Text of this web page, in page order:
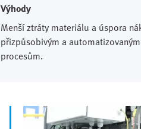
Výhody
Menší ztráty materiálu a úspora
přizpůsobivým a
procesům.